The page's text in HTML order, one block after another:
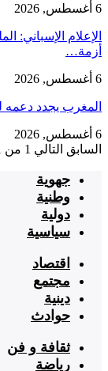
6 أغسطس, 2026
الإعلام
أزمة…
6 أغسطس, 2026
المغرب يجدد دعمه
6 أغسطس, 2026
السابق التالي 1 من 7٬291
جهوية
وطنية
دولية
سياسية
اقتصاد
مجتمع
دينية
حوادث
ثقافة و فن
رياضة